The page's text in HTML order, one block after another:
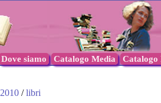
Dove siamo Catalogo Media Catalogo
2010 /libri